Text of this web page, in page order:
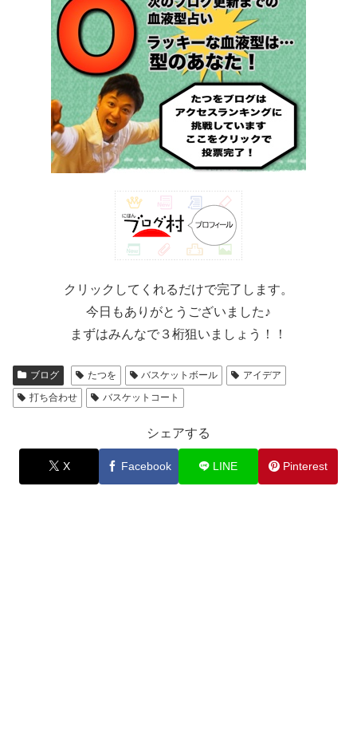
クリックしてくれるだけで完了します。
今日もありがとうございました♪
まずはみんなで３桁狙いましょう！！
ブログ たつを バスケットボール
アイデア
打ち合わせ
バスケットコート
シェアする
X Facebook LINE Pinterest